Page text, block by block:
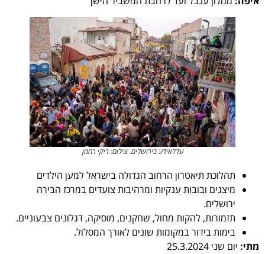
עדלאידע בירושלים. צילום: ריקי רחמן
תהלוכת תיאטרון הרחוב הגדולה בישראל למען הילדים
מיצגים ובובות ענקיות ומרהיבות צועדים במרכז הבירה
ירושלים.
תזמורות, להקות מחול, שחקנים, מוסיקה, דגלונים צבעוניים.
בימות בידור במקומות שונים לאורך המסלול.
מתי: יום שני 25.3.2024